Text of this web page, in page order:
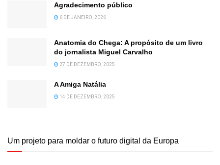
Agradecimento público
6 DE JANEIRO, 2026
Anatomia do Chega: A propósito de um livro
do jornalista Miguel Carvalho
27 DE DEZEMBRO, 2025
A Amiga Natália
14 DE DEZEMBRO, 2025
Um projeto para moldar o futuro digital da Europa